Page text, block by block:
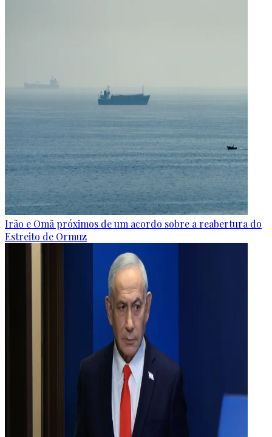
Irão e Omã próximos de um acordo sobre a reabertura do
Estreito de Ormuz